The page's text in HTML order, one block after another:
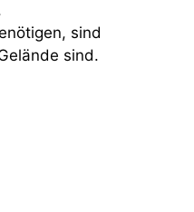
sind
sind.